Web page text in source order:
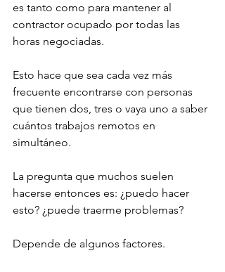
es tanto como para mantener al
contractor ocupado por todas las
horas negociadas.
Esto hace que sea cada vez más
frecuente encontrarse con personas
que tienen dos, tres o vaya uno a saber
cuántos trabajos remotos en
simultáneo.
La pregunta que muchos suelen
hacerse entonces es: ¿puedo hacer
esto? ¿puede traerme problemas?
Depende de algunos factores.